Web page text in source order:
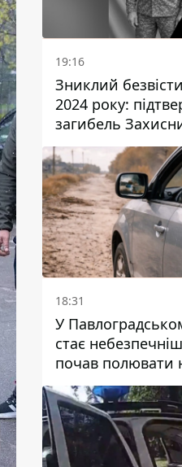
19:16
Зниклий
2024 року:
загибель
Валентина
18:31
У
стає
почав полювати
цивільний та
транспорти